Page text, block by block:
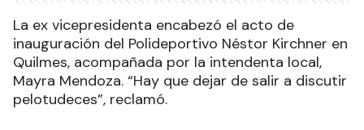
La ex vicepresidenta encabezó el acto de
inauguración del Polideportivo Néstor Kirchner en
Quilmes, acompañada por la intendenta local,
Mayra Mendoza. “Hay que dejar de salir a discutir
pelotudeces”, reclamó.